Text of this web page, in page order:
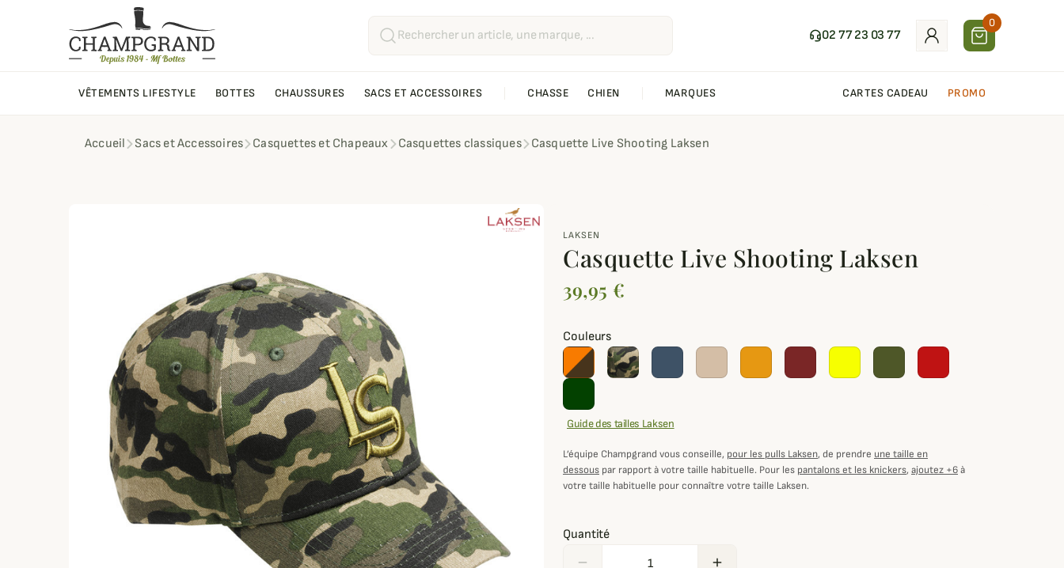
02 77 23 03 77
0
VÊTEMENTS LIFESTYLE BOTTES CHAUSSURES SACS ET ACCESSOIRES CHASSE CHIEN MARQUES CARTES CADEAU PROMO
Accueil Sacs et Accessoires Casquettes et Chapeaux Casquettes classiques Casquette Live Shooting Laksen
LAKSEN
Casquette Live Shooting Laksen
39,95 €
Couleurs
Guide des tailles Laksen
L’équipe Champgrand vous conseille, pour les pulls Laksen, de prendre une taille en
dessous par rapport à votre taille habituelle. Pour les pantalons et les knickers, ajoutez +6à
votre taille habituelle pour connaître votre taille Laksen.
Quantité
remove add